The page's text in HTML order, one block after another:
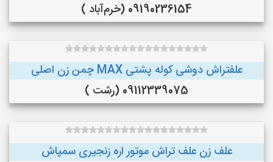
09190236154 (خرم‌آباد )
علفتراش دوشی کوله پشتی MAX چمن زن اصلی
09112339075 (رشت )
علف زن علف تراش موتور اره زنجیری سمپاش